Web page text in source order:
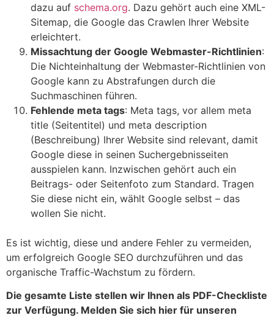
dazu auf schema.org. Dazu gehört auch eine XML-
Sitemap, die Google das Crawlen Ihrer Website
erleichtert.
Missachtung der Google Webmaster-Richtlinien:
Die Nichteinhaltung der Webmaster-Richtlinien von
Google kann zu Abstrafungen durch die
Suchmaschinen führen.
Fehlende meta tags: Meta tags, vor allem meta
title (Seitentitel) und meta description
(Beschreibung) Ihrer Website sind relevant, damit
Google diese in seinen Suchergebnisseiten
ausspielen kann. Inzwischen gehört auch ein
Beitrags- oder Seitenfoto zum Standard. Tragen
Sie diese nicht ein, wählt Google selbst – das
wollen Sie nicht.
Es ist wichtig, diese und andere Fehler zu vermeiden,
um erfolgreich Google SEO durchzuführen und das
organische Traffic-Wachstum zu fördern.
Die gesamte Liste stellen wir Ihnen als PDF-Checkliste
zur Verfügung. Melden Sie sich hier für unseren